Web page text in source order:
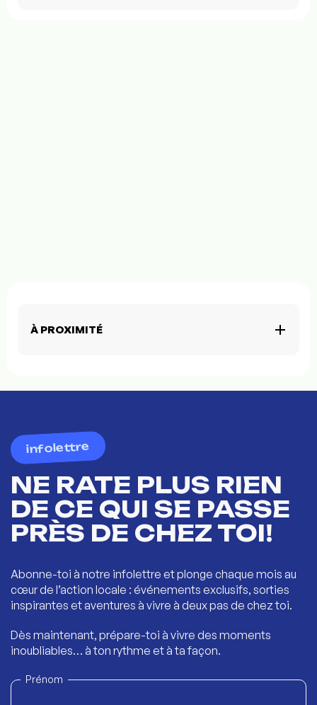
À PROXIMITÉ
infolettre
NE RATE PLUS RIEN
DE CE QUI SE PASSE
PRÈS DE CHEZ TOI!
Abonne-toi à notre infolettre et plonge chaque mois au
cœur de l’action locale : événements exclusifs, sorties
inspirantes et aventures à vivre à deux pas de chez toi.
Dès maintenant, prépare-toi à vivre des moments
inoubliables… à ton rythme et à ta façon.
Prénom